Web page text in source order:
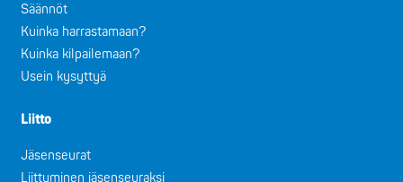
Säännöt
Kuinka harrastamaan?
Kuinka kilpailemaan?
Usein kysyttyä
Liitto
Jäsenseurat
Liittyminen jäsenseuraksi